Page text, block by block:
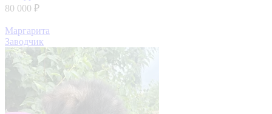
80 000 ₽
Маргарита
Заводчик